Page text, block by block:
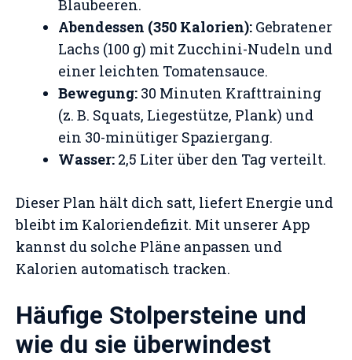
Blaubeeren.
Abendessen (350 Kalorien): Gebratener
Lachs (100 g) mit Zucchini-Nudeln und
einer leichten Tomatensauce.
Bewegung: 30 Minuten Krafttraining
(z. B. Squats, Liegestütze, Plank) und
ein 30-minütiger Spaziergang.
Wasser: 2,5 Liter über den Tag verteilt.
Dieser Plan hält dich satt, liefert Energie und
bleibt im Kaloriendefizit. Mit unserer App
kannst du solche Pläne anpassen und
Kalorien automatisch tracken.
Häufige Stolpersteine und
wie du sie überwindest